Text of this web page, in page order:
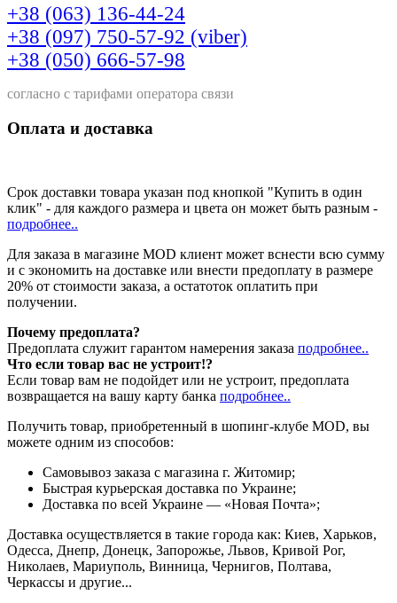
+38 (063) 136-44-24
+38 (097) 750-57-92 (viber)
+38 (050) 666-57-98
согласно с тарифами оператора связи
Оплата и доставка
Срок доставки товара указан под кнопкой "Купить в один
клик" - для каждого размера и цвета он может быть разным -
подробнее..
Для заказа в магазине MOD клиент может вснести всю сумму
и с экономить на доставке или внести предоплату в размере
20% от стоимости заказа, а остатоток оплатить при
получении.
Почему предоплата?
Предоплата служит гарантом намерения заказа подробнее..
Что если товар вас не устроит!?
Если товар вам не подойдет или не устроит, предоплата
возвращается на вашу карту банка подробнее..
Получить товар, приобретенный в шопинг-клубе MOD, вы
можете одним из способов:
Cамовывоз заказа с магазина г. Житомир;
Быстрая курьерская доставка по Украине;
Доставка по всей Украине — «Новая Почта»;
Доставка осуществляется в такие города как: Киев, Харьков,
Одесса, Днепр, Донецк, Запорожье, Львов, Кривой Рог,
Николаев, Мариуполь, Винница, Чернигов, Полтава,
Черкассы и другие...